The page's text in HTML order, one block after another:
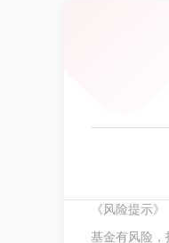
《风险提示》
基金有风险